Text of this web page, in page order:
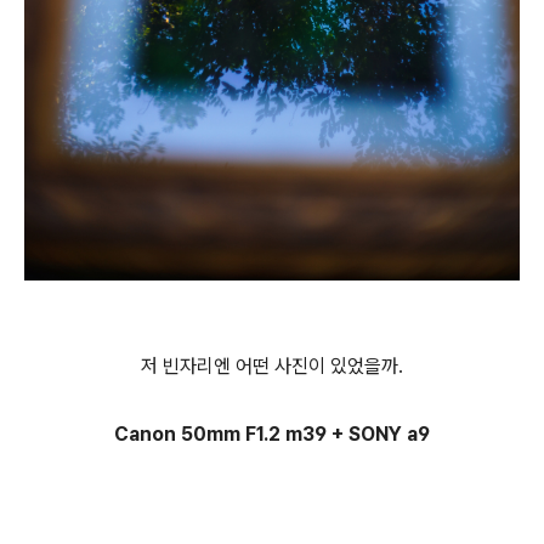
저 빈자리엔 어떤 사진이 있었을까.
Canon 50mm F1.2 m39 + SONY a9